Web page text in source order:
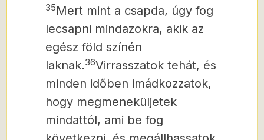
35Mert mint a csapda, úgy fog
lecsapni mindazokra, akik az
egész föld színén
laknak.36Virrasszatok tehát, és
minden időben imádkozzatok,
hogy megmeneküljetek
mindattól, ami be fog